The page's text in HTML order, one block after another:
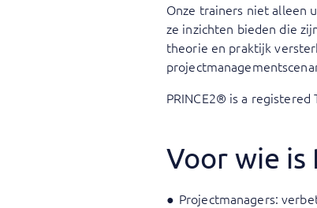
Onze trainers niet alleen
ze inzichten bieden die
theorie en praktijk
PRINCE2® is a registered
Voor wie is
Projectmanagers: